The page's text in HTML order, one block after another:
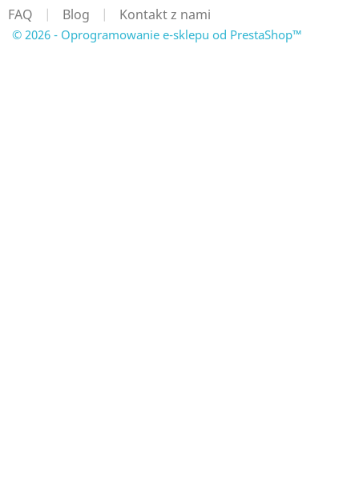
FAQ | Blog | Kontakt z nami
© 2026 - Oprogramowanie e-sklepu od PrestaShop™